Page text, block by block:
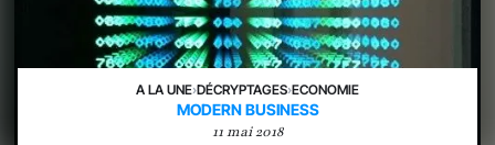
A LA UNE›DÉCRYPTAGES›ECONOMIE
MODERN BUSINESS
11 mai 2018